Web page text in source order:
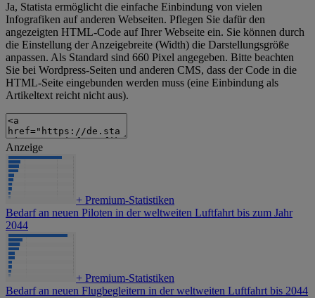
Ja, Statista ermöglicht die einfache Einbindung von vielen
Infografiken auf anderen Webseiten. Pflegen Sie dafür den
angezeigten HTML-Code auf Ihrer Webseite ein. Sie können durch
die Einstellung der Anzeigebreite (Width) die Darstellungsgröße
anpassen. Als Standard sind 660 Pixel angegeben. Bitte beachten
Sie bei Wordpress-Seiten und anderen CMS, dass der Code in die
HTML-Seite eingebunden werden muss (eine Einbindung als
Artikeltext reicht nicht aus).
Anzeige
+ Premium-Statistiken
Bedarf an neuen Piloten in der weltweiten Luftfahrt bis zum Jahr
2044
+ Premium-Statistiken
Bedarf an neuen Flugbegleitern in der weltweiten Luftfahrt bis 2044